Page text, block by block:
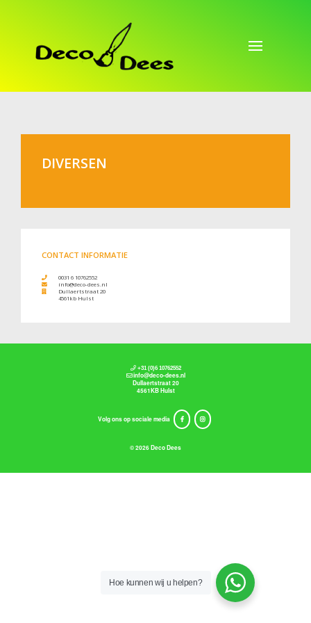
DIVERSEN
CONTACT INFORMATIE
0031 6 10762552
info@deco-dees.nl
Dullaertstraat 20
4561kb Hulst
+31 (0)6 10762552
info@deco-dees.nl
Dullaertstraat 20
4561KB Hulst
Volg ons op sociale media
© 2026 Deco Dees
Hoe kunnen wij u helpen?